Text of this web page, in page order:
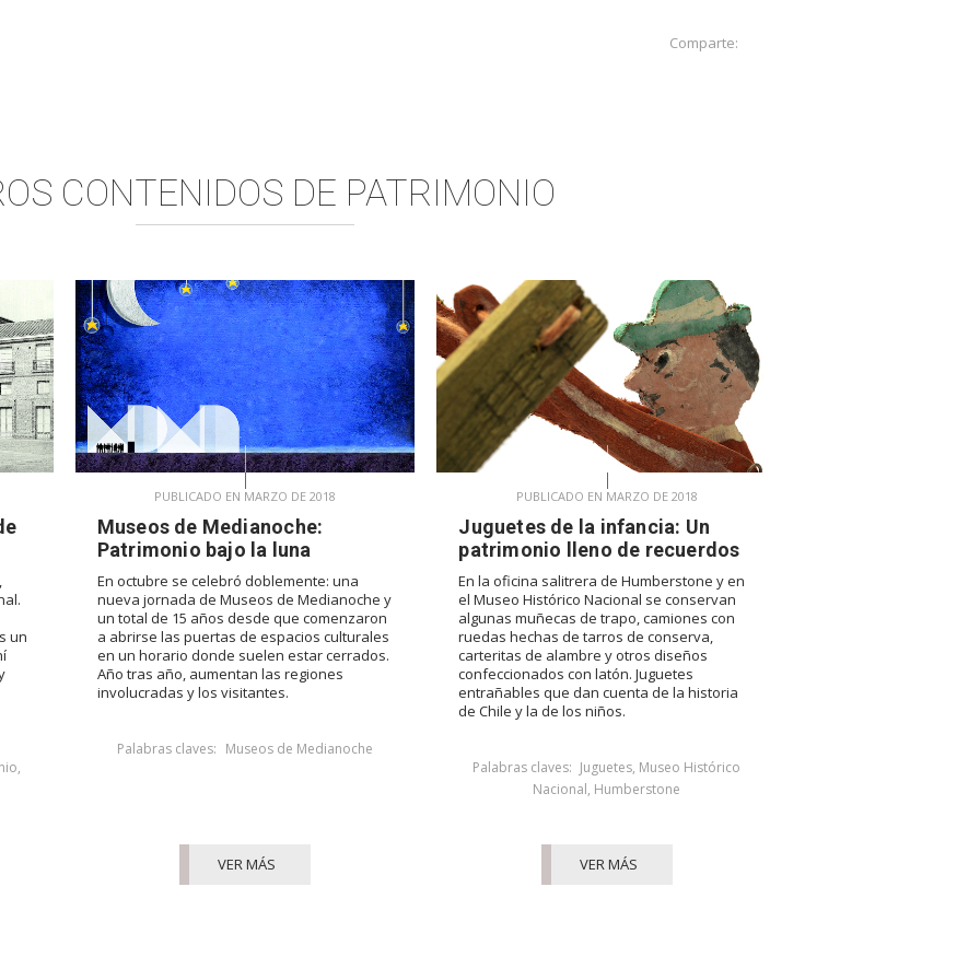
Comparte:
CONTENIDOS DE PATRIMONIO
un
,
PUBLICADO EN MARZO DE 2018
Museos de Medianoche:
Patrimonio bajo la luna
En octubre se celebró doblemente: una
nueva jornada de Museos de Medianoche y
un total de 15 años desde que comenzaron
a abrirse las puertas de espacios culturales
en un horario donde suelen estar cerrados.
Año tras año, aumentan las regiones
involucradas y los visitantes.
Palabras claves: Museos de Medianoche
VER MÁS
PUBLICADO EN MARZO DE 2018
Juguetes de la infancia: Un
patrimonio lleno de recuerdos
En la oficina salitrera de Humberstone y en
el Museo Histórico Nacional se conservan
algunas muñecas de trapo, camiones con
ruedas hechas de tarros de conserva,
carteritas de alambre y otros diseños
confeccionados con latón. Juguetes
entrañables que dan cuenta de la historia
de Chile y la de los niños.
Palabras claves: Juguetes, Museo Histórico
Nacional, Humberstone
VER MÁS